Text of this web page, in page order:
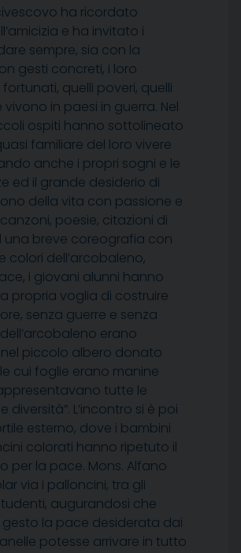
ha ricordato
e ha invitato i
sempre, sia con la
gesti concreti, i loro
quelli poveri, quelli
in paesi in guerra. Nel
ospiti hanno sottolineato
familiare del loro vivere
anche i propri sogni e le
ed il grande desiderio di
della vita con passione e
poesie, citazioni di
una breve coreografia con
colori dell’arcobaleno,
i giovani alunni hanno
propria voglia di costruire
senza guerre e senza
erano
piccolo albero donato
cui foglie erano manine
tutte le
diversità”. L’incontro si è poi
esterno, dove i bambini
colorati hanno ripetuto il
per la pace. Mons. Alfano
via i palloncini, tra gli
augurandosi che
la pace desiderata dai
potesse arrivare in tutto